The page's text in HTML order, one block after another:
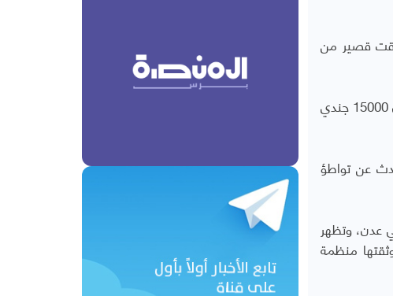
اليمنية وقوات التحالف في 17 يوليو، بعد وقت قصير من
مارس 2016 : تم تشكيل قوات الحزام الأمني ​​المدعوم من الإمارات العربية المتحدة، والتي يبلغ عدد أفرادها الآن 15000 جندي
عن تواطؤ
في عدن، وتظهر
التي وثقتها منظمة